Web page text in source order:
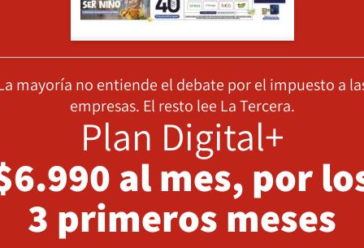
mayoría no entiende el debate por el impuesto a
empresas. El resto lee La Tercera.
Plan Digital+
al mes, por
3 primeros meses